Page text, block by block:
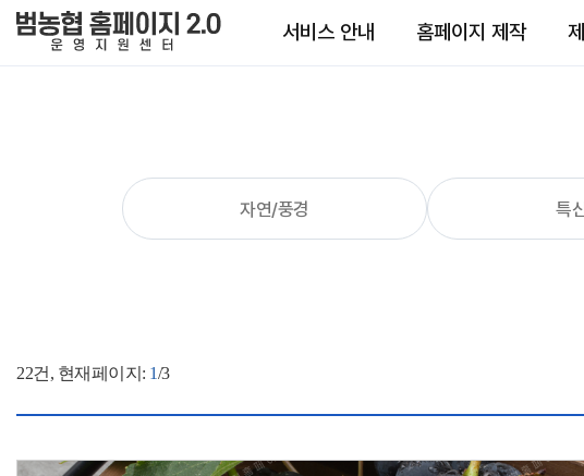
서비스 안내 홈페이지 제작
자연/풍경 특
22건, 현재페이지: 1/3